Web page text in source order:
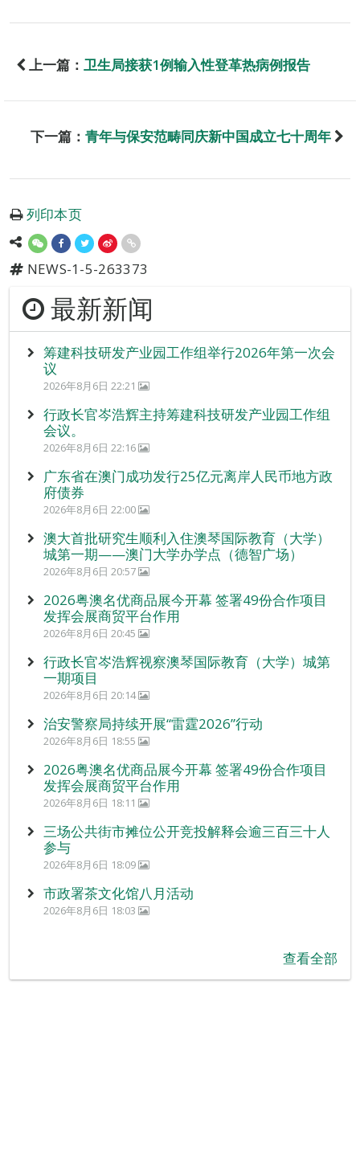
上一篇： 卫生局接获1例输入性登革热病例报告
下一篇： 青年与保安范畴同庆新中国成立七十周年
列印本页
NEWS-1-5-263373
最新新闻
筹建科技研发产业园工作组举行2026年第一次会
议
2026年8月6日 22:21
行政长官岑浩辉主持筹建科技研发产业园工作组
会议。
2026年8月6日 22:16
广东省在澳门成功发行25亿元离岸人民币地方政
府债券
2026年8月6日 22:00
澳大首批研究生顺利入住澳琴国际教育（大学）
城第一期——澳门大学办学点（德智广场）
2026年8月6日 20:57
2026粤澳名优商品展今开幕 签署49份合作项目
发挥会展商贸平台作用
2026年8月6日 20:45
行政长官岑浩辉视察澳琴国际教育（大学）城第
一期项目
2026年8月6日 20:14
治安警察局持续开展“雷霆2026”行动
2026年8月6日 18:55
2026粤澳名优商品展今开幕 签署49份合作项目
发挥会展商贸平台作用
2026年8月6日 18:11
三场公共街市摊位公开竞投解释会逾三百三十人
参与
2026年8月6日 18:09
市政署茶文化馆八月活动
2026年8月6日 18:03
查看全部